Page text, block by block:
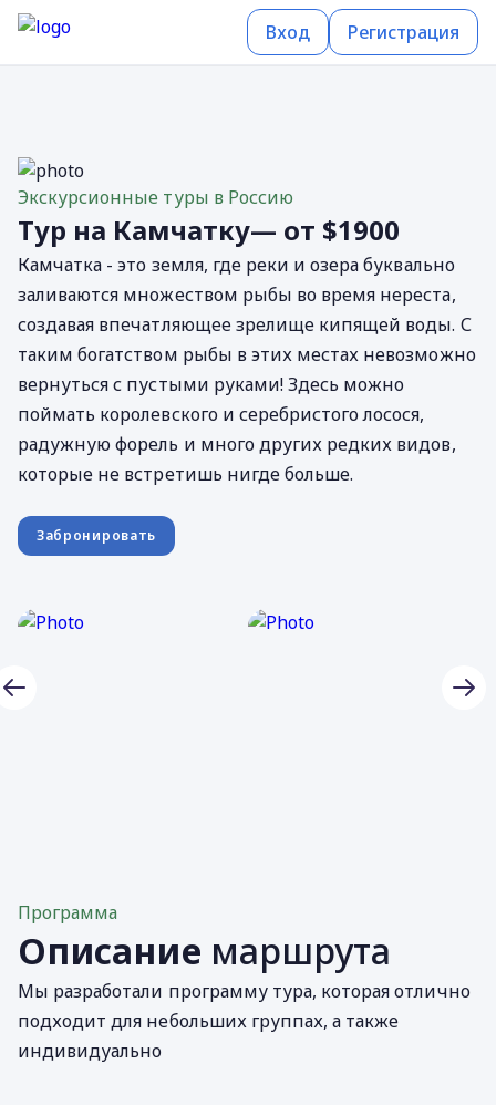
Вход Регистрация
Экскурсионные туры в Россию
Тур на Камчатку— от $1900
Камчатка - это земля, где реки и озера буквально
заливаются множеством рыбы во время нереста,
создавая впечатляющее зрелище кипящей воды. С
таким богатством рыбы в этих местах невозможно
вернуться с пустыми руками! Здесь можно
поймать королевского и серебристого лосося,
радужную форель и много других редких видов,
которые не встретишь нигде больше.
Забронировать
Программа
Описание маршрута
Мы разработали программу тура, которая отлично
подходит для небольших группах, а также
индивидуально